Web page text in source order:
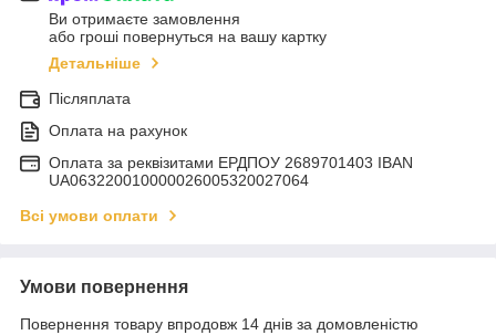
Ви отримаєте замовлення
або гроші повернуться на вашу картку
Детальніше
Післяплата
Оплата на рахунок
Оплата за реквізитами ЕРДПОУ 2689701403 IBAN
UA063220010000026005320027064
Всі умови оплати
Умови повернення
Повернення товару впродовж 14 днів за домовленістю